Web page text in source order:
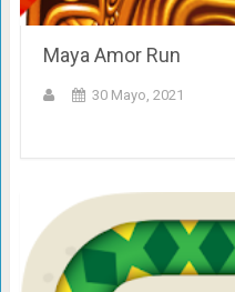
Maya Amor Run
30 Mayo, 2021